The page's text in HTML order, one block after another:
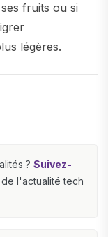
fruits ou si
légères.
? Suivez-
l'actualité tech